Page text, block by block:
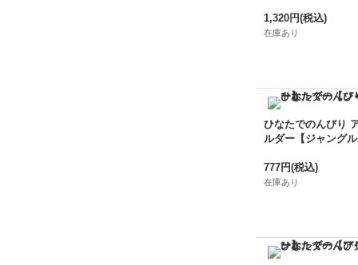
1,320円(税込)
在庫あり
ひなたでのんびり
ルダー【ジャング
777円(税込)
在庫あり